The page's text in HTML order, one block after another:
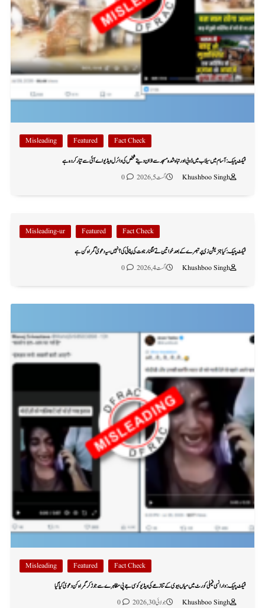
Fact Check
Featured
Misleading
فیکٹ چیک: آسام میں سیلاب میں ڈوبی اور تباہ شدہ مسجد سے اذان دیتے شخص کی وائرل ویڈیو اے آئی سے تیار کردہ ہے
Khushboo Singh
اگست 5, 2026 0
Fact Check
Featured
Misleading-ur
فیکٹ چیک: کیا جنریشن زی پر تبصرے کے بعد خواتین نے کنگنا رناوت کی پٹائی کی؟ نہیں، یہ دعویٰ گمراہ کن ہے
Khushboo Singh
اگست 4, 2026 0
Fact Check
Featured
Misleading
فیکٹ چیک: وارانسی فیملی کورٹ میں میاں بیوی کے تنازعے کی ویڈیو کو سی جے پی مظاہرے سے جوڑ کر گمراہ کن دعویٰ کیا گیا
Khushboo Singh
جولائی 30, 2026 0